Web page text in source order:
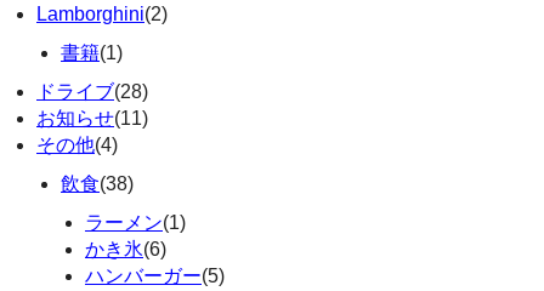
Lamborghini(2)
書籍(1)
ドライブ(28)
お知らせ(11)
その他(4)
飲食(38)
ラーメン(1)
かき氷(6)
ハンバーガー(5)